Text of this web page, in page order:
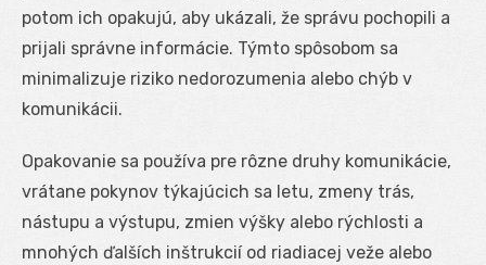
potom ich opakujú, aby ukázali, že správu pochopili a
prijali správne informácie. Týmto spôsobom sa
minimalizuje riziko nedorozumenia alebo chýb v
komunikácii.
Opakovanie sa používa pre rôzne druhy komunikácie,
vrátane pokynov týkajúcich sa letu, zmeny trás,
nástupu a výstupu, zmien výšky alebo rýchlosti a
mnohých ďalších inštrukcií od riadiacej veže alebo